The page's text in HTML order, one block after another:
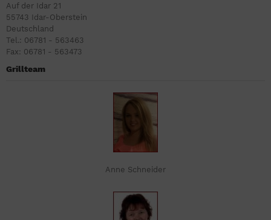
Auf der Idar 21
55743 Idar-Oberstein
Deutschland
Tel.: 06781 - 563463
Fax: 06781 - 563473
Grillteam
Anne Schneider